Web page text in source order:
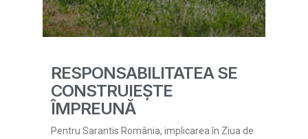
RESPONSABILITATEA SE
CONSTRUIEȘTE
ÎMPREUNĂ
Pentru Sarantis România, implicarea în Ziua de